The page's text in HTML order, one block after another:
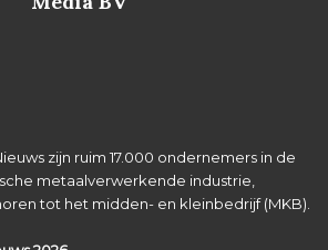
zijn ruim 17.000 ondernemers in de
metaalverwerkende industrie,
tot het midden- en kleinbedrijf (MKB).